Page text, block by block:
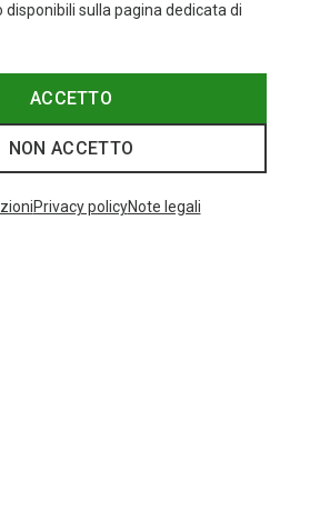
sulla pagina dedicata di
ACCETTO
NON ACCETTO
Privacy policyNote legali